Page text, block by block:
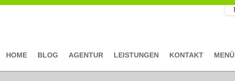
HOME BLOG AGENTUR LEISTUNGEN KONTAKT MENÜ